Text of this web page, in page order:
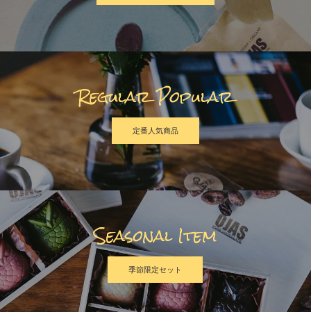
Regular Popular
定番人気商品
Seasonal Item
季節限定セット